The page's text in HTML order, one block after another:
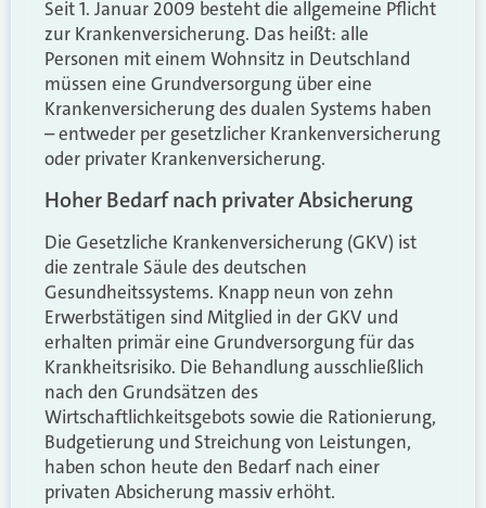
Seit 1. Januar 2009 besteht die allgemeine Pflicht
zur Krankenversicherung. Das heißt: alle
Personen mit einem Wohnsitz in Deutschland
müssen eine Grundversorgung über eine
Krankenversicherung des dualen Systems haben
– entweder per gesetzlicher Krankenversicherung
oder privater Krankenversicherung.
Hoher Bedarf nach privater Absicherung
Die Gesetzliche Krankenversicherung (GKV) ist
die zentrale Säule des deutschen
Gesundheitssystems. Knapp neun von zehn
Erwerbstätigen sind Mitglied in der GKV und
erhalten primär eine Grundversorgung für das
Krankheitsrisiko. Die Behandlung ausschließlich
nach den Grundsätzen des
Wirtschaftlichkeitsgebots sowie die Rationierung,
Budgetierung und Streichung von Leistungen,
haben schon heute den Bedarf nach einer
privaten Absicherung massiv erhöht.